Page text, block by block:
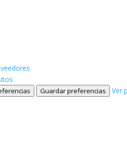
Guardar preferencias
Ver